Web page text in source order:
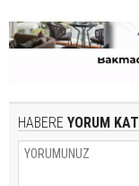
HABERE YORUM KAT